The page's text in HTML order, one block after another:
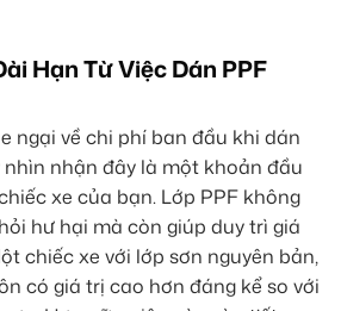
Hạn Từ Việc Dán PPF
ngại về chi phí ban đầu khi dán
nhìn nhận đây là một khoản đầu
xe của bạn. Lớp PPF không
hư hại mà còn giúp duy trì giá
chiếc xe với lớp sơn nguyên bản,
có giá trị cao hơn đáng kể so với